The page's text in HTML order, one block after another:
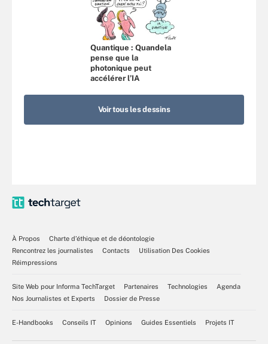
Quantique : Quandela
pense que la
photonique peut
accélérer l’IA
Voir tous les dessins
À Propos
Charte d’éthique et de déontologie
Rencontrez les journalistes
Contacts
Utilisation Des Cookies
Réimpressions
Site Web pour Informa TechTarget Partenaires Technologies
Agenda
Nos Journalistes et Experts
Dossier de Presse
E-Handbooks Conseils IT Opinions Guides Essentiels Projets IT